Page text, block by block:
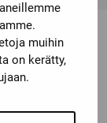
muihin
on kerätty,
myös